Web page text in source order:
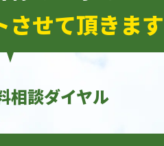
させて頂きま
相談ダイヤル